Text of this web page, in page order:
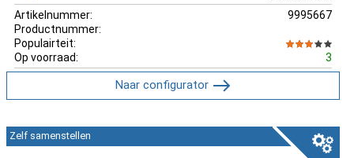
Artikelnummer:
9995667
Productnummer:
Populairteit:
Op voorraad:
3
Naar configurator
Zelf samenstellen